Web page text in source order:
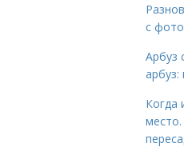
с фото
Арбуз
арбуз:
Когда